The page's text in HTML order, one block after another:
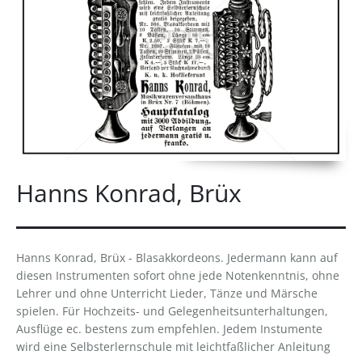
Hanns Konrad, Brüx
Hanns Konrad, Brüx - Blasakkordeons. Jedermann kann auf
diesen Instrumenten sofort ohne jede Notenkenntnis, ohne
Lehrer und ohne Unterricht Lieder, Tänze und Märsche
spielen. Für Hochzeits- und Gelegenheitsunterhaltungen,
Ausflüge ec. bestens zum empfehlen. Jedem Instumente
wird eine Selbsterlernschule mit leichtfaßlicher Anleitung